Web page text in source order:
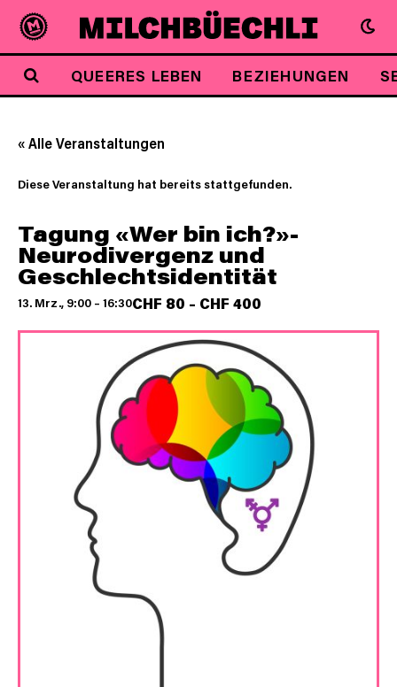
QUEERES LEBEN BEZIEHUNGEN
« Alle Veranstaltungen
Diese Veranstaltung hat bereits stattgefunden.
Tagung «Wer bin ich?»-
Neurodivergenz und
Geschlechtsidentität
13. Mrz., 9:00 – 16:30CHF 80 – CHF 400